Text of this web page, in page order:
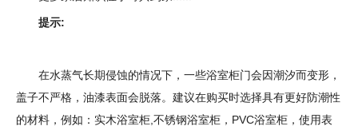
提示:
在水蒸气长期侵蚀的情况下，一些浴室柜门会因潮汐而变形，
盖子不严格，油漆表面会脱落。建议在购买时选择具有更好防潮性
的材料，例如：实木浴室柜,不锈钢浴室柜，PVC浴室柜，使用表